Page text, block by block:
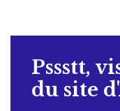
Pssstt,
du site